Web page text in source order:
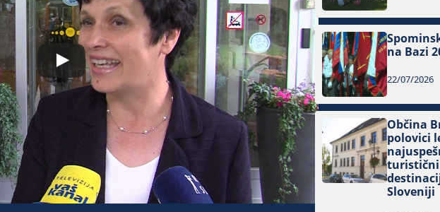
na Bazi
22/07/2026
Občina
polovici
Sloveniji